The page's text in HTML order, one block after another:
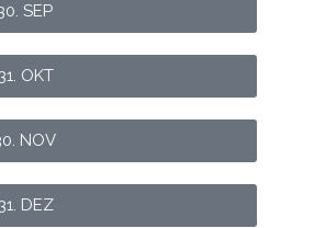
SEP
OKT
NOV
DEZ